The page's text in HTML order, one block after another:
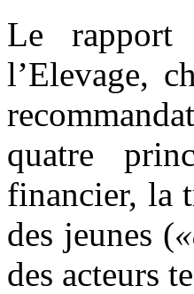
Le rapport
l’Elevage,
quatre
financier, la
des jeunes (
des acteurs